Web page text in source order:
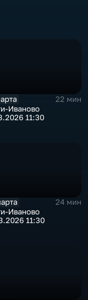
22 мин
Иваново
11:30
24 мин
Иваново
11:30